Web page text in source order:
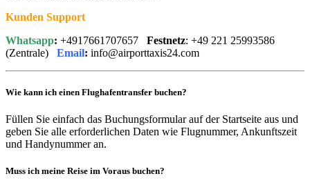
Kunden Support
Whatsapp: +4917661707657 Festnetz: +49 221 25993586
(Zentrale) Email: info@airporttaxis24.com
Wie kann ich einen Flughafentransfer buchen?
Füllen Sie einfach das Buchungsformular auf der Startseite aus und
geben Sie alle erforderlichen Daten wie Flugnummer, Ankunftszeit
und Handynummer an.
Muss ich meine Reise im Voraus buchen?